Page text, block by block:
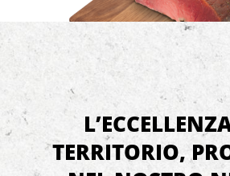
TERRITORIO,